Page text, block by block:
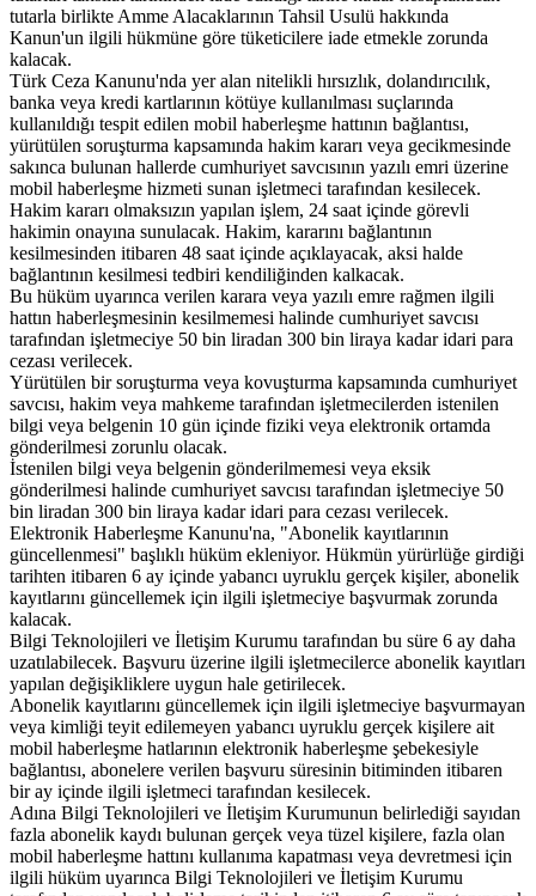
tutarla birlikte Amme Alacaklarının Tahsil Usulü hakkında
Kanun'un ilgili hükmüne göre tüketicilere iade etmekle zorunda
kalacak.
Türk Ceza Kanunu'nda yer alan nitelikli hırsızlık, dolandırıcılık,
banka veya kredi kartlarının kötüye kullanılması suçlarında
kullanıldığı tespit edilen mobil haberleşme hattının bağlantısı,
yürütülen soruşturma kapsamında hakim kararı veya gecikmesinde
sakınca bulunan hallerde cumhuriyet savcısının yazılı emri üzerine
mobil haberleşme hizmeti sunan işletmeci tarafından kesilecek.
Hakim kararı olmaksızın yapılan işlem, 24 saat içinde görevli
hakimin onayına sunulacak. Hakim, kararını bağlantının
kesilmesinden itibaren 48 saat içinde açıklayacak, aksi halde
bağlantının kesilmesi tedbiri kendiliğinden kalkacak.
Bu hüküm uyarınca verilen karara veya yazılı emre rağmen ilgili
hattın haberleşmesinin kesilmemesi halinde cumhuriyet savcısı
tarafından işletmeciye 50 bin liradan 300 bin liraya kadar idari para
cezası verilecek.
Yürütülen bir soruşturma veya kovuşturma kapsamında cumhuriyet
savcısı, hakim veya mahkeme tarafından işletmecilerden istenilen
bilgi veya belgenin 10 gün içinde fiziki veya elektronik ortamda
gönderilmesi zorunlu olacak.
İstenilen bilgi veya belgenin gönderilmemesi veya eksik
gönderilmesi halinde cumhuriyet savcısı tarafından işletmeciye 50
bin liradan 300 bin liraya kadar idari para cezası verilecek.
Elektronik Haberleşme Kanunu'na, "Abonelik kayıtlarının
güncellenmesi" başlıklı hüküm ekleniyor. Hükmün yürürlüğe girdiği
tarihten itibaren 6 ay içinde yabancı uyruklu gerçek kişiler, abonelik
kayıtlarını güncellemek için ilgili işletmeciye başvurmak zorunda
kalacak.
Bilgi Teknolojileri ve İletişim Kurumu tarafından bu süre 6 ay daha
uzatılabilecek. Başvuru üzerine ilgili işletmecilerce abonelik kayıtları
yapılan değişikliklere uygun hale getirilecek.
Abonelik kayıtlarını güncellemek için ilgili işletmeciye başvurmayan
veya kimliği teyit edilemeyen yabancı uyruklu gerçek kişilere ait
mobil haberleşme hatlarının elektronik haberleşme şebekesiyle
bağlantısı, abonelere verilen başvuru süresinin bitiminden itibaren
bir ay içinde ilgili işletmeci tarafından kesilecek.
Adına Bilgi Teknolojileri ve İletişim Kurumunun belirlediği sayıdan
fazla abonelik kaydı bulunan gerçek veya tüzel kişilere, fazla olan
mobil haberleşme hattını kullanıma kapatması veya devretmesi için
ilgili hüküm uyarınca Bilgi Teknolojileri ve İletişim Kurumu